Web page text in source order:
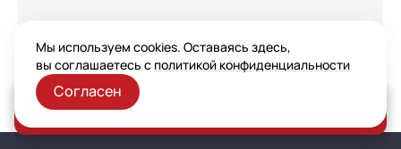
Заказать консультацию
Мы используем cookies. Оставаясь здесь,
вы соглашаетесь с политикой конфиденциальности
Согласен